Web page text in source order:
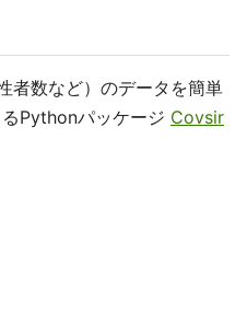
者数など）のデータを簡単
Pythonパッケージ Covsir